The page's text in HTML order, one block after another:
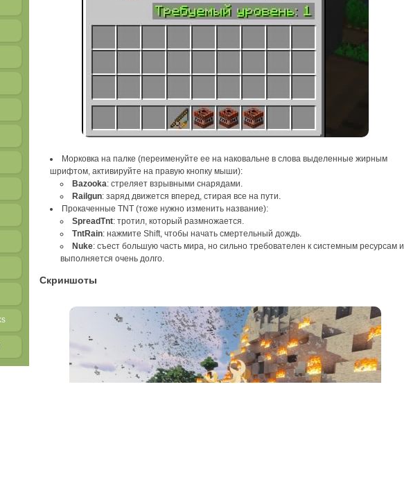
Морковка на палке (переименуйте ее на наковальне в слова выделенные жирным
шрифтом, активируйте на правую кнопку мыши):
Bazooka: стреляет взрывными снарядами.
Railgun: заряд движется вперед, стирая все на пути.
Прокаченные TNT (тоже нужно изменить название):
SpreadTnt: тротил, который размножается.
TntRain: нажмите Shift, чтобы начать смертельный дождь.
Nuke: съест большую часть мира, но сильно требователен к системным ресурсам и
выполняется очень долго.
Скриншоты